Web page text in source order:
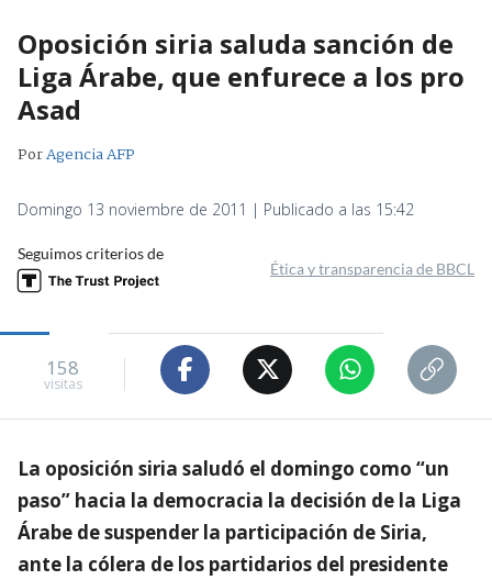
Oposición siria saluda sanción de
Liga Árabe, que enfurece a los pro
Asad
PorAgencia AFP
Domingo 13 noviembre de 2011 | Publicado a las 15:42
Seguimos criterios de
Ética y transparencia de BBCL
158
visitas
La oposición siria saludó el domingo como “un
paso” hacia la democracia la decisión de la Liga
Árabe de suspender la participación de Siria,
ante la cólera de los partidarios del presidente